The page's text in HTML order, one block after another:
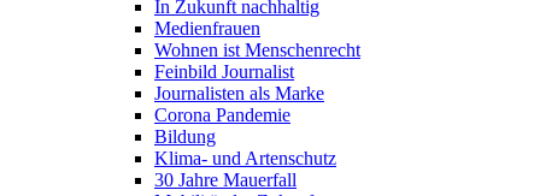
In Zukunft nachhaltig
Medienfrauen
Wohnen ist Menschenrecht
Feinbild Journalist
Journalisten als Marke
Corona Pandemie
Bildung
Klima- und Artenschutz
30 Jahre Mauerfall